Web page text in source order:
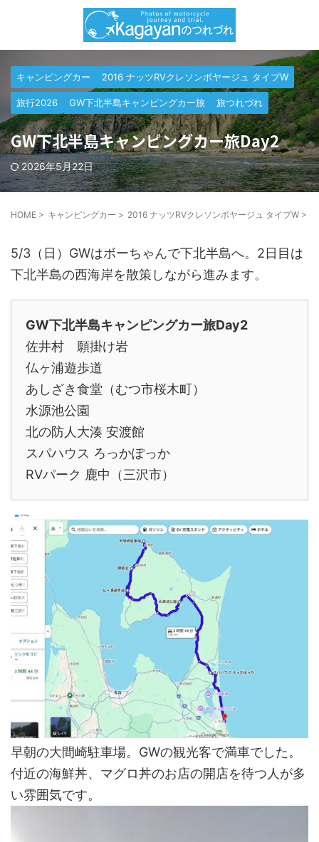
キャンピングカー 2016 ナッツRVクレソンボヤージュ タイプW
旅行2026 GW下北半島キャンピングカー旅 旅つれづれ
GW下北半島キャンピングカー旅Day2
2026年5月22日
HOME > キャンピングカー > 2016 ナッツRVクレソンボヤージュ タイプW >
5/3（日）GWはボーちゃんで下北半島へ。2日目は
下北半島の西海岸を散策しながら進みます。
GW下北半島キャンピングカー旅Day2
佐井村 願掛け岩
仏ヶ浦遊歩道
あしざき食堂（むつ市桜木町）
水源池公園
北の防人大湊 安渡館
スパハウス ろっかぽっか
RVパーク 鹿中（三沢市）
早朝の大間崎駐車場。GWの観光客で満車でした。
付近の海鮮丼、マグロ丼のお店の開店を待つ人が多
い雰囲気です。